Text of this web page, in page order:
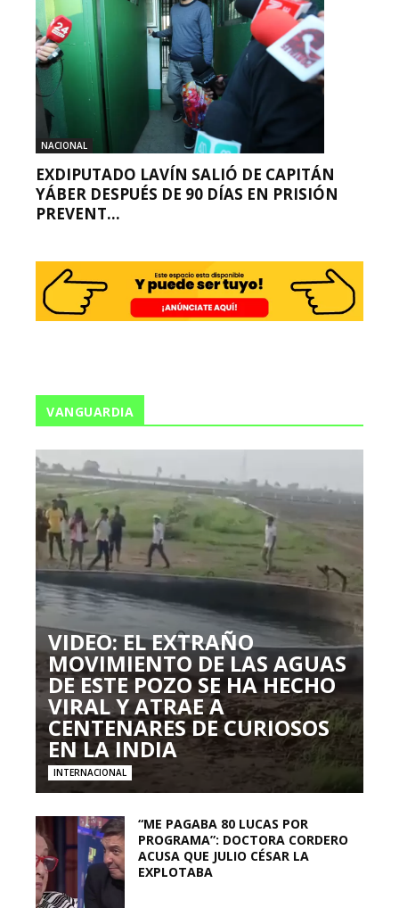
NACIONAL
EXDIPUTADO LAVÍN SALIÓ DE CAPITÁN
YÁBER DESPUÉS DE 90 DÍAS EN PRISIÓN
PREVENT...
VANGUARDIA
VIDEO: EL EXTRAÑO
MOVIMIENTO DE LAS AGUAS
DE ESTE POZO SE HA HECHO
VIRAL Y ATRAE A
CENTENARES DE CURIOSOS
EN LA INDIA
INTERNACIONAL
“ME PAGABA 80 LUCAS POR
PROGRAMA”: DOCTORA CORDERO
ACUSA QUE JULIO CÉSAR LA
EXPLOTABA